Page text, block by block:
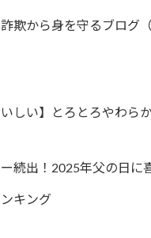
欺から身を守るブログ
いしい】とろとろやわら
続出！2025年父の日に
キング